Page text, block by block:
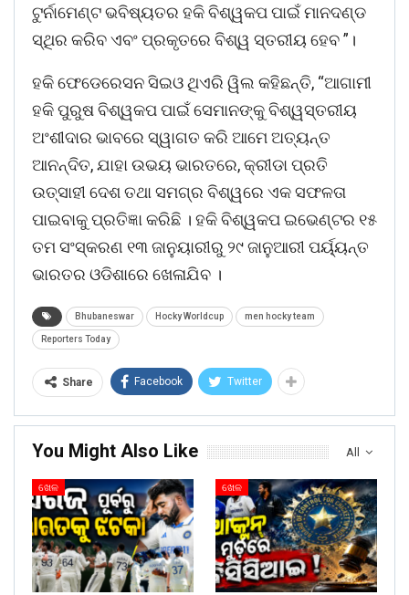
ଟୁର୍ନାମେଣ୍ଟ ଭବିଷ୍ୟତର ହକି ବିଶ୍ୱକପ ପାଇଁ ମାନଦଣ୍ଡ
ସ୍ଥିର କରିବ ଏବଂ ପ୍ରକୃତରେ ବିଶ୍ୱ ସ୍ତରୀୟ ହେବ ”।
ହକି ଫେଡେରେସନ ସିଇଓ ଥିଏରି ୱିଲ କହିଛନ୍ତି, “ଆଗାମୀ
ହକି ପୁରୁଷ ବିଶ୍ୱକପ ପାଇଁ ସେମାନଙ୍କୁ ବିଶ୍ୱସ୍ତରୀୟ
ଅଂଶୀଦାର ଭାବରେ ସ୍ୱାଗତ କରି ଆମେ ଅତ୍ୟନ୍ତ
ଆନନ୍ଦିତ, ଯାହା ଉଭୟ ଭାରତରେ, କ୍ରୀଡା ପ୍ରତି
ଉତ୍ସାହୀ ଦେଶ ତଥା ସମଗ୍ର ବିଶ୍ୱରେ ଏକ ସଫଳତା
ପାଇବାକୁ ପ୍ରତିଜ୍ଞା କରିଛି । ହକି ବିଶ୍ୱକପ ଇଭେଣ୍ଟର ୧୫
ତମ ସଂସ୍କରଣ ୧୩ ଜାନୁୟାରୀରୁ ୨୯ ଜାନୁଆରୀ ପର୍ୟ୍ୟନ୍ତ
ଭାରତର ଓଡିଶାରେ ଖେଳାଯିବ ।
Bhubaneswar Hocky Worldcup men hocky team
Reporters Today
Share Facebook Twitter
All
You Might Also Like
ଖେଳ ଖେଳ